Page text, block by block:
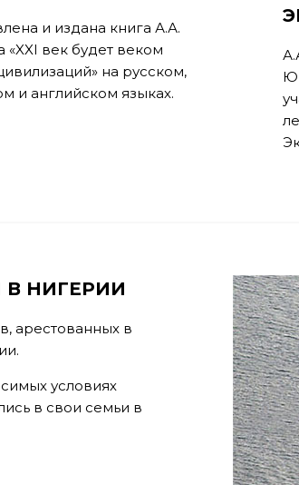
и издана книга А.А.
«XXI век будет веком
на русском,
и английском языках.
НИГЕРИИ
арестованных в
условиях
в свои семьи в